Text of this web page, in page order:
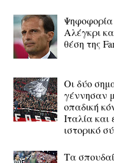
Ψηφοφορία
Αλέγκρι
θέση της
Οι δύο
γέννησαν
οπαδική
Ιταλία
ιστορικό
Τα